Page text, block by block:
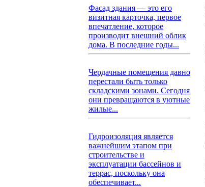
Фасад здания — это его
визитная карточка, первое
впечатление, которое
производит внешний облик
дома. В последние годы...
Чердачные помещения давно
перестали быть только
складскими зонами. Сегодня
они превращаются в уютные
жилые...
Гидроизоляция является
важнейшим этапом при
строительстве и
эксплуатации бассейнов и
террас, поскольку она
обеспечивает...